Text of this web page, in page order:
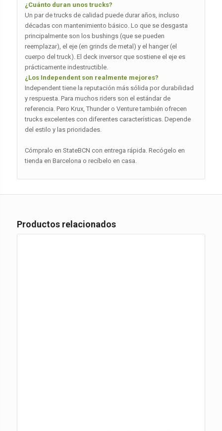
¿Cuánto duran unos trucks?
Un par de trucks de calidad puede durar años, incluso
décadas con mantenimiento básico. Lo que se desgasta
principalmente son los bushings (que se pueden
reemplazar), el eje (en grinds de metal) y el hanger (el
cuerpo del truck). El deck inversor que sostiene el eje es
prácticamente indestructible.
¿Los Independent son realmente mejores?
Independent tiene la reputación más sólida por durabilidad
y respuesta. Para muchos riders son el estándar de
referencia. Pero Krux, Thunder o Venture también ofrecen
trucks excelentes con diferentes características. Depende
del estilo y las prioridades.
Cómpralo en StateBCN con entrega rápida. Recógelo en
tienda en Barcelona o recíbelo en casa.
Productos relacionados